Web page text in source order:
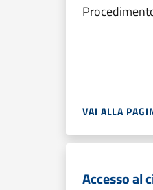
VAI ALLA
Accesso al